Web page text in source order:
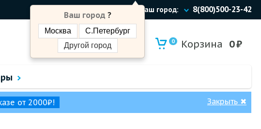
Ваш город:
Ваш город ?
Москва
С.Петербург
Другой город
8(800)500-23-42
0 Корзина 0₽
от 2000₽! Закрыть ✖